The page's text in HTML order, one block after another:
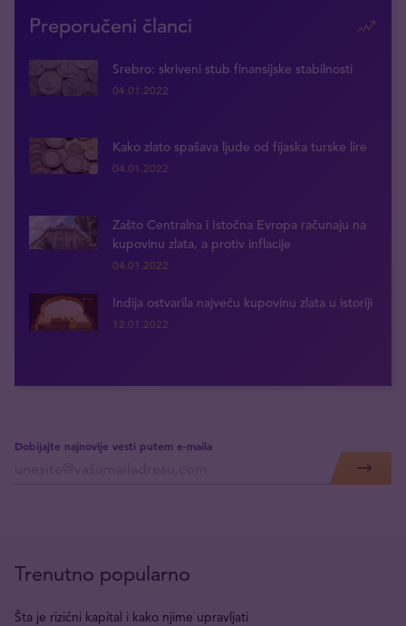
Preporučeni članci
Srebro: skriveni stub finansijske stabilnosti
04.01.2022
Kako zlato spašava ljude od fijaska turske lire
04.01.2022
Zašto Centralna i Istočna Evropa računaju na
kupovinu zlata, a protiv inflacije
04.01.2022
Indija ostvarila najveću kupovinu zlata u istoriji
12.01.2022
Dobijajte najnovije vesti putem e-maila
Trenutno popularno
Šta je rizični kapital i kako njime upravljati